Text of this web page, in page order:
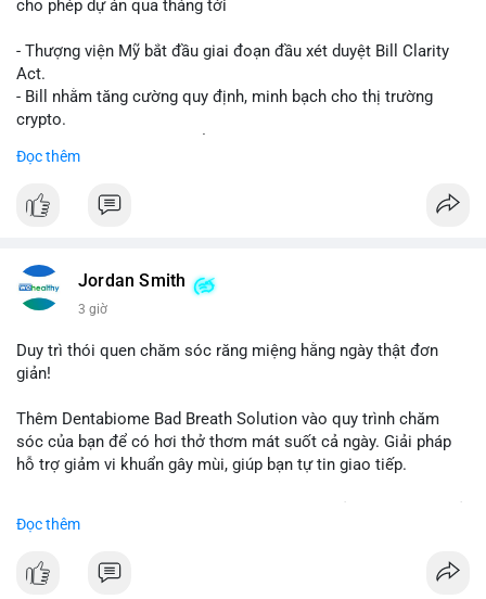
cho phép dự án qua tháng tới
- Thượng viện Mỹ bắt đầu giai đoạn đầu xét duyệt Bill Clarity
Act.
- Bill nhằm tăng cường quy định, minh bạch cho thị trường
crypto.
- Bill có thể ảnh hưởng pháp lý, hoạt động của các đồng tiền kỹ
$btc $eth
#vlikevn #titanbot
Đọc thêm
Jordan Smith
3 giờ
Duy trì thói quen chăm sóc răng miệng hằng ngày thật đơn
giản!
Thêm Dentabiome Bad Breath Solution vào quy trình chăm
sóc của bạn để có hơi thở thơm mát suốt cả ngày. Giải pháp
hỗ trợ giảm vi khuẩn gây mùi, giúp bạn tự tin giao tiếp.
lớn cho nụ cười khỏe mạnh.
#dentabiome #badbreathsolution
Đọc thêm